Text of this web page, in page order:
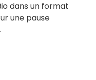
dans un format
une pause